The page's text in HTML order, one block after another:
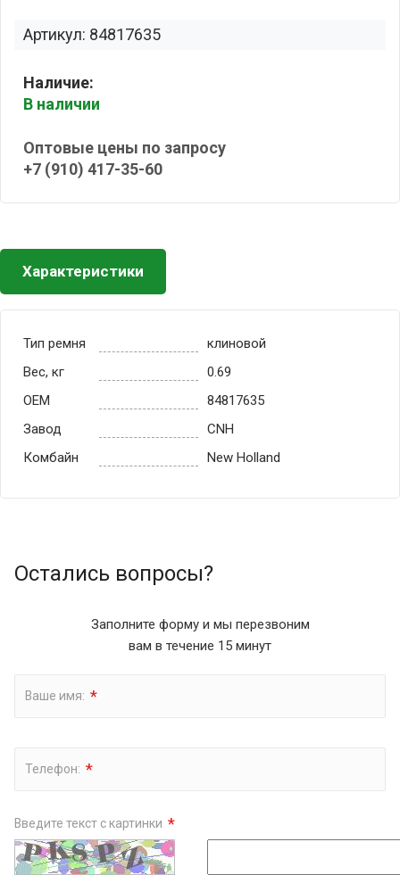
Артикул: 84817635
Наличие:
В наличии
Оптовые цены по запросу
+7 (910) 417-35-60
Характеристики
Тип ремня
клиновой
Вес, кг
0.69
OEM
84817635
Завод
CNH
Комбайн
New Holland
Остались вопросы?
Заполните форму и мы перезвоним
вам в течение 15 минут
Ваше имя: *
Телефон: *
Введите текст с картинки *